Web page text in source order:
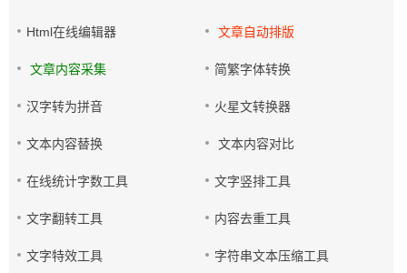
Html在线编辑器 文章自动排版
文章内容采集 简繁字体转换
汉字转为拼音 火星文转换器
文本内容替换 文本内容对比
在线统计字数工具 文字竖排工具
文字翻转工具 内容去重工具
文字特效工具 字符串文本压缩工具